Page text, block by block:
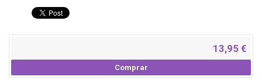
13,95 €
Comprar